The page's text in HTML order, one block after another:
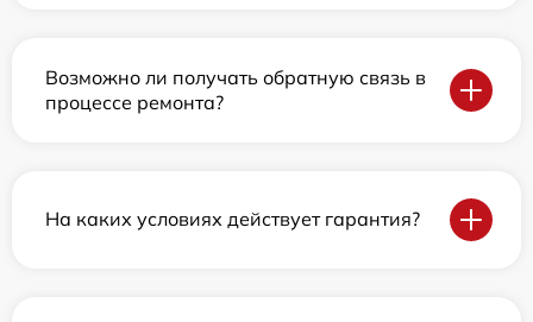
Возможно ли получать обратную связь в
процессе ремонта?
На каких условиях действует гарантия?